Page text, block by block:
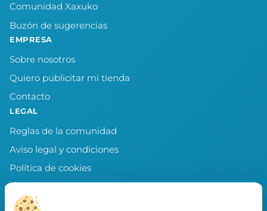
Comunidad Xaxuko
Buzón de sugerencias
EMPRESA
Sobre nosotros
Quiero publicitar mi tienda
Contacto
LEGAL
Reglas de la comunidad
Aviso legal y condiciones
Política de cookies
Política de privacidad
Preferencias de cookies